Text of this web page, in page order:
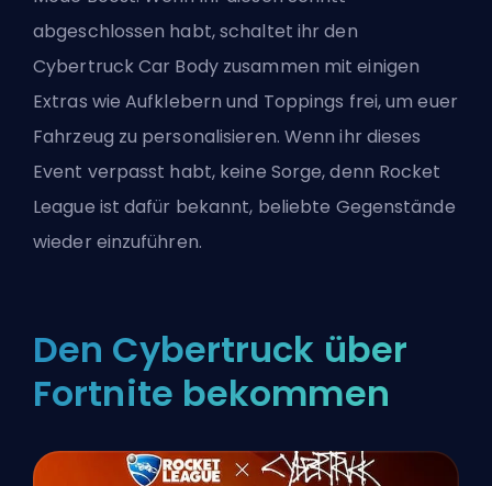
abgeschlossen habt, schaltet ihr den
Cybertruck Car Body zusammen mit einigen
Extras wie Aufklebern und Toppings frei, um euer
Fahrzeug zu personalisieren. Wenn ihr dieses
Event verpasst habt, keine Sorge, denn Rocket
League ist dafür bekannt, beliebte Gegenstände
wieder einzuführen.
Den Cybertruck über
Fortnite bekommen